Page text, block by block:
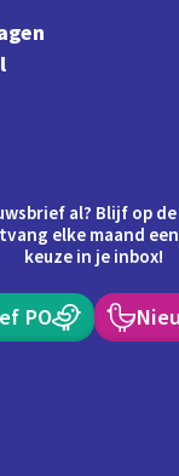
al? Blijf op
elke maand
keuze in je inbox!
PO